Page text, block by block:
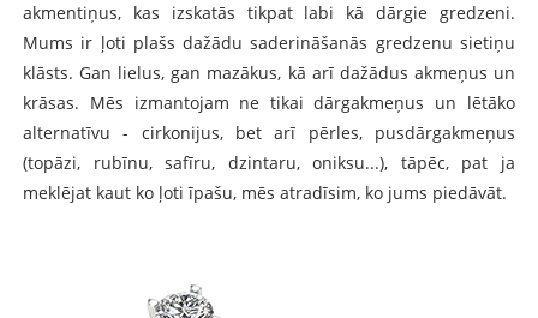
akmentiņus, kas izskatās tikpat labi kā dārgie gredzeni.
Mums ir ļoti plašs dažādu saderināšanās gredzenu sietiņu
klāsts. Gan lielus, gan mazākus, kā arī dažādus akmeņus un
krāsas. Mēs izmantojam ne tikai dārgakmeņus un lētāko
alternatīvu - cirkonijus, bet arī pērles, pusdārgakmeņus
(topāzi, rubīnu, safīru, dzintaru, oniksu...), tāpēc, pat ja
meklējat kaut ko ļoti īpašu, mēs atradīsim, ko jums piedāvāt.